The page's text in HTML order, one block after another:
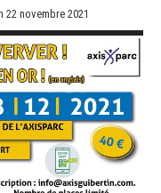
22 novembre 2021